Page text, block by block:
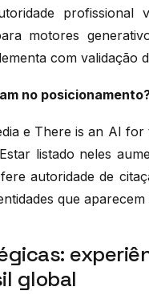
motores
com validação
no
e There is an AI
listado neles
autoridade de
que
global